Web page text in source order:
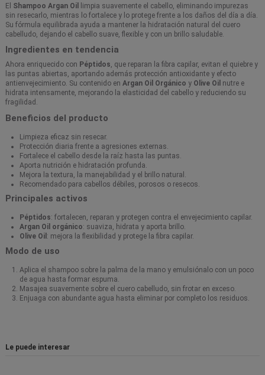
El Shampoo Argan Oil
limpia suavemente el cabello, eliminando impurezas
sin resecarlo, mientras lo fortalece y lo protege frente a los daños del día a día.
Su fórmula equilibrada ayuda a mantener la hidratación natural del cuero
cabelludo, dejando el cabello suave, flexible y con un brillo saludable.
Ingredientes en tendencia
Ahora enriquecido con Péptidos, que reparan la fibra capilar, evitan el quiebre y
las puntas abiertas, aportando además protección antioxidante y efecto
antienvejecimiento. Su contenido en Argan Oil Orgánico y Olive Oil nutre e
hidrata intensamente, mejorando la elasticidad del cabello y reduciendo su
fragilidad.
Beneficios del producto
Limpieza eficaz sin resecar.
Protección diaria frente a agresiones externas.
Fortalece el cabello desde la raíz hasta las puntas.
Aporta nutrición e hidratación profunda.
Mejora la textura, la manejabilidad y el brillo natural.
Recomendado para cabellos débiles, porosos o resecos.
Principales activos
Péptidos: fortalecen, reparan y protegen contra el envejecimiento capilar.
Argan Oil orgánico: suaviza, hidrata y aporta brillo.
Olive Oil : mejora la flexibilidad y protege la fibra capilar.
Modo de uso
Aplica el shampoo sobre la palma de la mano y emulsiónalo con un poco
de agua hasta formar espuma.
Masajea suavemente sobre el cuero cabelludo, sin frotar en exceso.
Enjuaga con abundante agua hasta eliminar por completo los residuos.
Le puede interesar